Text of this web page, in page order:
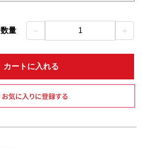
数量 － 1 ＋
カートに入れる